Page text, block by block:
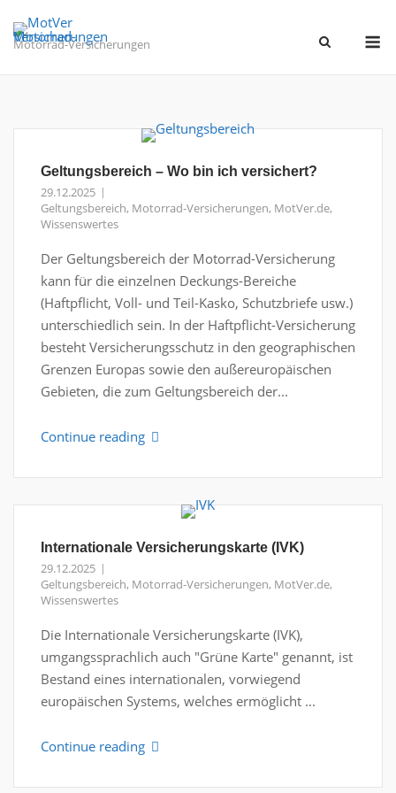
content
Motorrad-Versicherungen
Geltungsbereich – Wo bin ich versichert?
29.12.2025
Geltungsbereich, Motorrad-Versicherungen, MotVer.de,
Wissenswertes
Der Geltungsbereich der Motorrad-Versicherung
kann für die einzelnen Deckungs-Bereiche
(Haftpflicht, Voll- und Teil-Kasko, Schutzbriefe usw.)
unterschiedlich sein. In der Haftpflicht-Versicherung
besteht Versicherungsschutz in den geographischen
Grenzen Europas sowie den außereuropäischen
Gebieten, die zum Geltungsbereich der...
Continue reading
Internationale Versicherungskarte (IVK)
29.12.2025
Geltungsbereich, Motorrad-Versicherungen, MotVer.de,
Wissenswertes
Die Internationale Versicherungskarte (IVK),
umgangssprachlich auch "Grüne Karte" genannt, ist
Bestand eines internationalen, vorwiegend
europäischen Systems, welches ermöglicht ...
Continue reading